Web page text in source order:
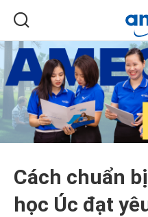
Cách chuẩn
học Úc đạt